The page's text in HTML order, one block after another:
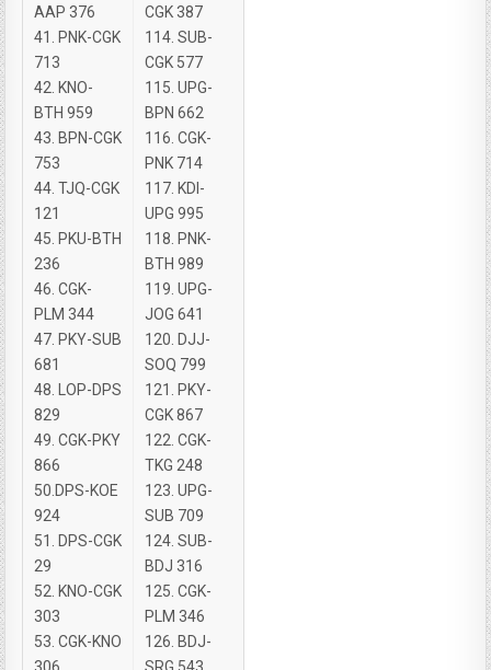
AAP 376
41. PNK-CGK
713
42. KNO-
BTH 959
43. BPN-CGK
753
44. TJQ-CGK
121
45. PKU-BTH
236
46. CGK-
PLM 344
47. PKY-SUB
681
48. LOP-DPS
829
49. CGK-PKY
866
50.DPS-KOE
924
51. DPS-CGK
29
52. KNO-CGK
303
53. CGK-KNO
306
CGK 387
114. SUB-
CGK 577
115. UPG-
BPN 662
116. CGK-
PNK 714
117. KDI-
UPG 995
118. PNK-
BTH 989
119. UPG-
JOG 641
120. DJJ-
SOQ 799
121. PKY-
CGK 867
122. CGK-
TKG 248
123. UPG-
SUB 709
124. SUB-
BDJ 316
125. CGK-
PLM 346
126. BDJ-
SRG 543